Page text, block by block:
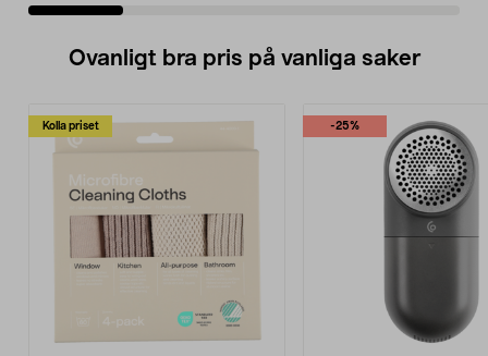
Ovanligt bra pris på vanliga saker
Kolla priset -25%